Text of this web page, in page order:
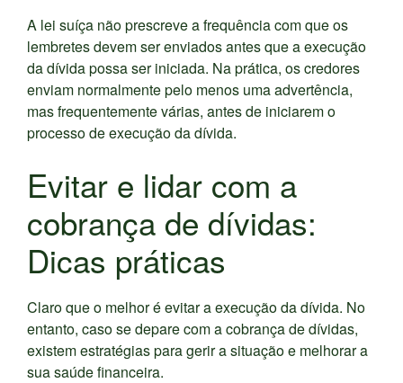
A lei suíça não prescreve a frequência com que os
lembretes devem ser enviados antes que a execução
da dívida possa ser iniciada. Na prática, os credores
enviam normalmente pelo menos uma advertência,
mas frequentemente várias, antes de iniciarem o
processo de execução da dívida.
Evitar e lidar com a
cobrança de dívidas:
Dicas práticas
Claro que o melhor é evitar a execução da dívida. No
entanto, caso se depare com a cobrança de dívidas,
existem estratégias para gerir a situação e melhorar a
sua saúde financeira.